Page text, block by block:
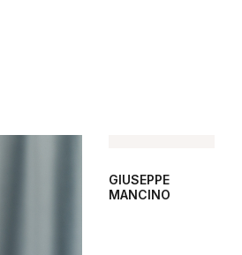
GIUSEPPE
MANCINO